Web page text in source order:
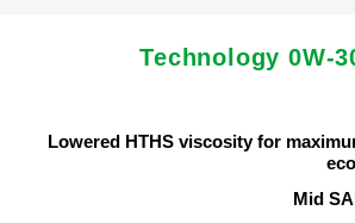
Technology 0W-
Lowered HTHS viscosity for
Mid